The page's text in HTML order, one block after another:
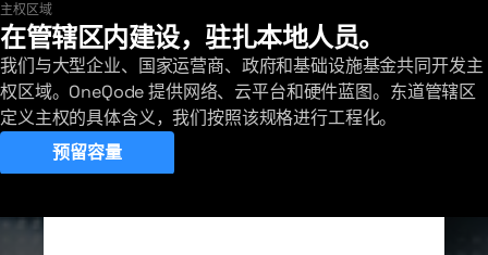
查看我们的最新部署
主权区域
在管辖区内建设，驻扎本地人员。
我们与大型企业、国家运营商、政府和基础设施基金共同开发主
权区域。OneQode 提供网络、云平台和硬件蓝图。东道管辖区
定义主权的具体含义，我们按照该规格进行工程化。
预留容量